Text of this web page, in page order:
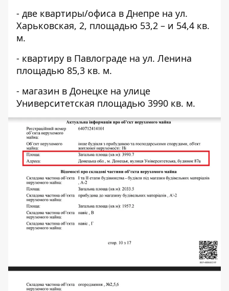
- две квартиры/офиса в Днепре на ул.
Харьковская, 2, площадью 53,2 – и 54,4 кв.
м.
- квартиру в Павлограде на ул. Ленина
площадью 85,3 кв. м.
- магазин в Донецке на улице
Университетская площадью 3990 кв. м.